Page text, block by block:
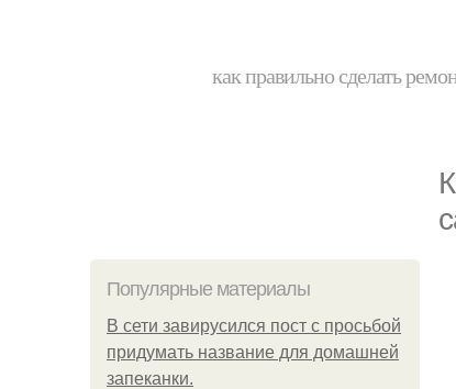
как правильно сделать
Популярные материалы
В сети завирусился пост с просьбой
придумать название для домашней
запеканки.